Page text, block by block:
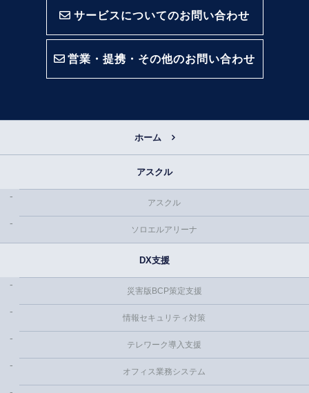
サービスについてのお問い合わせ
営業・提携・その他のお問い合わせ
ホーム
アスクル
アスクル
ソロエルアリーナ
DX支援
災害版BCP策定支援
情報セキュリティ対策
テレワーク導入支援
オフィス業務システム